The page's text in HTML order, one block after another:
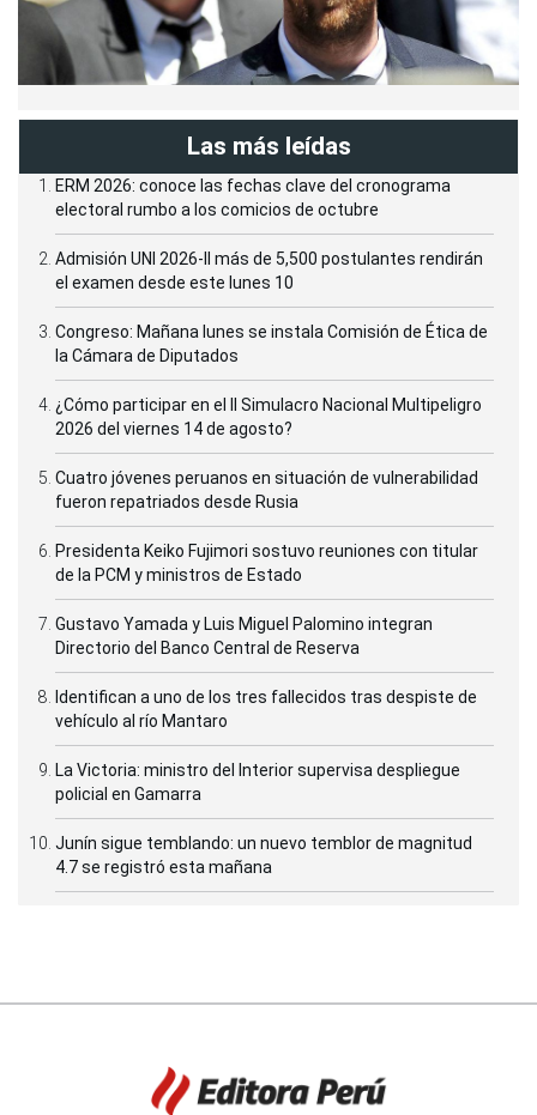
Las más leídas
ERM 2026: conoce las fechas clave del cronograma
electoral rumbo a los comicios de octubre
Admisión UNI 2026-II más de 5,500 postulantes rendirán
el examen desde este lunes 10
Congreso: Mañana lunes se instala Comisión de Ética de
la Cámara de Diputados
¿Cómo participar en el II Simulacro Nacional Multipeligro
2026 del viernes 14 de agosto?
Cuatro jóvenes peruanos en situación de vulnerabilidad
fueron repatriados desde Rusia
Presidenta Keiko Fujimori sostuvo reuniones con titular
de la PCM y ministros de Estado
Gustavo Yamada y Luis Miguel Palomino integran
Directorio del Banco Central de Reserva
Identifican a uno de los tres fallecidos tras despiste de
vehículo al río Mantaro
La Victoria: ministro del Interior supervisa despliegue
policial en Gamarra
Junín sigue temblando: un nuevo temblor de magnitud
4.7 se registró esta mañana